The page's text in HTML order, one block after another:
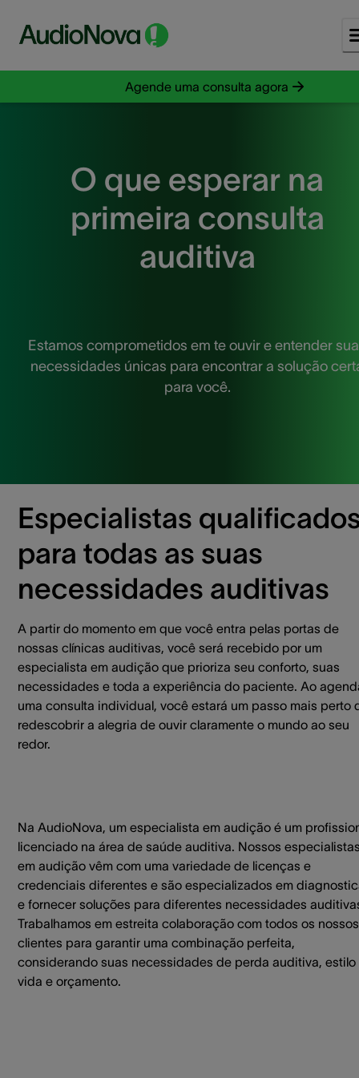
Agende uma consulta agora
O que esperar na
primeira consulta
auditiva
Estamos comprometidos em te ouvir e entender
necessidades únicas para encontrar a solução
para você.
Especialistas
para todas as suas
necessidades auditivas
A partir do momento em que você entra pelas portas de
nossas clínicas auditivas, você será recebido por um
especialista em audição que prioriza seu conforto, suas
necessidades e toda a experiência do paciente. Ao
uma consulta individual, você estará um passo mais perto
redescobrir a alegria de ouvir claramente o mundo ao seu
redor.
Na AudioNova, um especialista em audição é um
licenciado na área de saúde auditiva. Nossos
em audição vêm com uma variedade de licenças e
credenciais diferentes e são especializados em
e fornecer soluções para diferentes necessidades
Trabalhamos em estreita colaboração com todos os nossos
clientes para garantir uma combinação perfeita,
considerando suas necessidades de perda auditiva, estilo
vida e orçamento.